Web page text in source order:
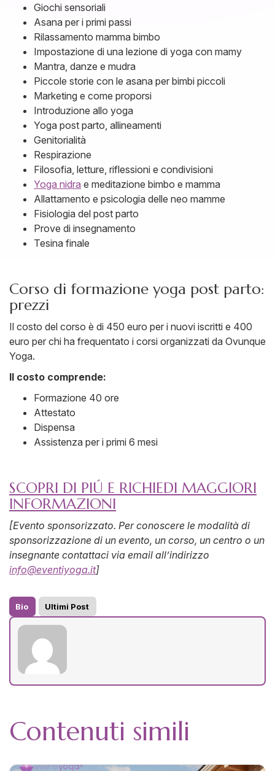
Giochi sensoriali
Asana per i primi passi
Rilassamento mamma bimbo
Impostazione di una lezione di yoga con mamy
Mantra, danze e mudra
Piccole storie con le asana per bimbi piccoli
Marketing e come proporsi
Introduzione allo yoga
Yoga post parto, allineamenti
Genitorialità
Respirazione
Filosofia, letture, riflessioni e condivisioni
Yoga nidra e meditazione bimbo e mamma
Allattamento e psicologia delle neo mamme
Fisiologia del post parto
Prove di insegnamento
Tesina finale
Corso di formazione yoga post parto:
prezzi
Il costo del corso è di 450 euro per i nuovi iscritti e 400
euro per chi ha frequentato i corsi organizzati da Ovunque
Yoga.
Il costo comprende:
Formazione 40 ore
Attestato
Dispensa
Assistenza per i primi 6 mesi
SCOPRI DI PIÚ E RICHIEDI MAGGIORI
INFORMAZIONI
[Evento sponsorizzato. Per conoscere le modalità di
sponsorizzazione di un evento, un corso, un centro o un
insegnante contattaci via email all’indirizzo
info@eventiyoga.it]
Bio Ultimi Post
Contenuti simili